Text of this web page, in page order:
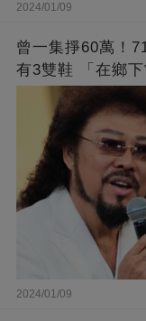
2024/01/09
曾一集掙60萬！
有3雙鞋 「在鄉
2024/01/09